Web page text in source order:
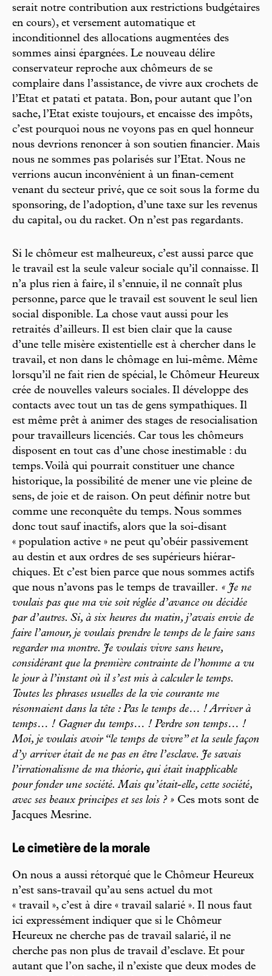
serait notre contribution aux restrictions budgétaires
en cours), et versement automatique et
inconditionnel des allocations augmentées des
sommes ainsi épargnées. Le nouveau délire
conservateur reproche aux chômeurs de se
complaire dans l’assistance, de vivre aux crochets de
l’Etat et patati et patata. Bon, pour autant que l’on
sache, l’Etat existe toujours, et encaisse des impôts,
c’est pourquoi nous ne voyons pas en quel honneur
nous devrions renoncer à son soutien financier. Mais
nous ne sommes pas polarisés sur l’Etat. Nous ne
verrions aucun inconvénient à un finan-cement
venant du secteur privé, que ce soit sous la forme du
sponsoring, de l’adoption, d’une taxe sur les revenus
du capital, ou du racket. On n’est pas regardants.
Si le chômeur est malheureux, c’est aussi parce que
le travail est la seule valeur sociale qu’il connaisse. Il
n’a plus rien à faire, il s’ennuie, il ne connaît plus
personne, parce que le travail est souvent le seul lien
social disponible. La chose vaut aussi pour les
retraités d’ailleurs. Il est bien clair que la cause
d’une telle misère existentielle est à chercher dans le
travail, et non dans le chômage en lui-même. Même
lorsqu’il ne fait rien de spécial, le Chômeur Heureux
crée de nouvelles valeurs sociales. Il développe des
contacts avec tout un tas de gens sympathiques. Il
est même prêt à animer des stages de resocialisation
pour travailleurs licenciés. Car tous les chômeurs
disposent en tout cas d’une chose inestimable : du
temps. Voilà qui pourrait constituer une chance
historique, la possibilité de mener une vie pleine de
sens, de joie et de raison. On peut définir notre but
comme une reconquête du temps. Nous sommes
donc tout sauf inactifs, alors que la soi-disant
« population active » ne peut qu’obéir passivement
au destin et aux ordres de ses supérieurs hiérar-
chiques. Et c’est bien parce que nous sommes actifs
que nous n’avons pas le temps de travailler. « Je ne
voulais pas que ma vie soit réglée d’avance ou décidée
par d’autres. Si, à six heures du matin, j’avais envie de
faire l’amour, je voulais prendre le temps de le faire sans
regarder ma montre. Je voulais vivre sans heure,
considérant que la première contrainte de l’homme a vu
le jour à l’instant où il s’est mis à calculer le temps.
Toutes les phrases usuelles de la vie courante me
résonnaient dans la tête : Pas le temps de… ! Arriver à
temps… ! Gagner du temps… ! Perdre son temps… !
Moi, je voulais avoir “le temps de vivre” et la seule façon
d’y arriver était de ne pas en être l’esclave. Je savais
l’irrationalisme de ma théorie, qui était inapplicable
pour fonder une société. Mais qu’était-elle, cette société,
avec ses beaux principes et ses lois ? » Ces mots sont de
Jacques Mesrine.
Le cimetière de la morale
On nous a aussi rétorqué que le Chômeur Heureux
n’est sans-travail qu’au sens actuel du mot
« travail », c’est à dire « travail salarié ». Il nous faut
ici expressément indiquer que si le Chômeur
Heureux ne cherche pas de travail salarié, il ne
cherche pas non plus de travail d’esclave. Et pour
autant que l’on sache, il n’existe que deux modes de